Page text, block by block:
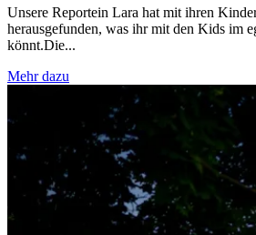
Unsere Reportein Lara hat mit ihren
herausgefunden, was ihr mit den Kids im
könnt.Die...
Mehr dazu